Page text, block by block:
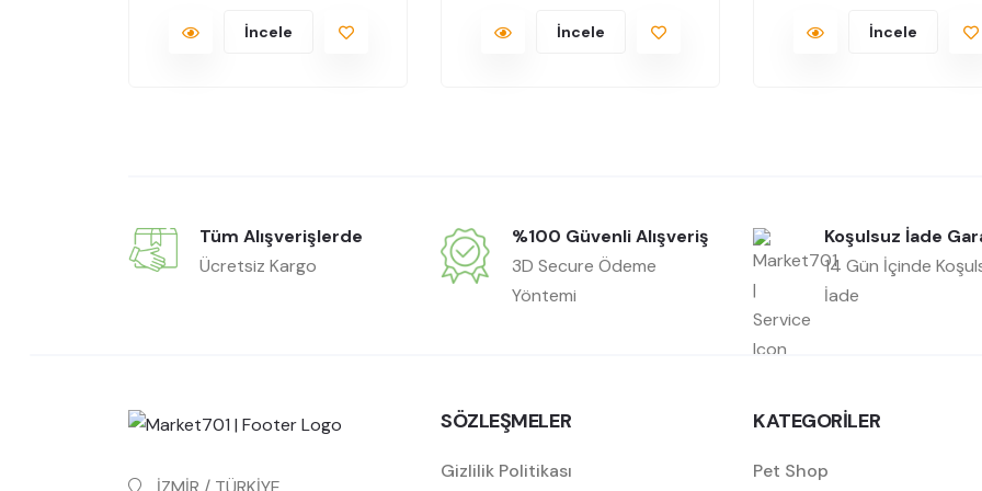
İncele İncele İncele
Tüm Alışverişlerde
Ücretsiz Kargo
%100 Güvenli Alışveriş
3D Secure Ödeme
Yöntemi
Koşulsuz İade
14 Gün İçinde
İade
SÖZLEŞMELER
Gizlilik Politikası
KATEGORİLER
Pet Shop